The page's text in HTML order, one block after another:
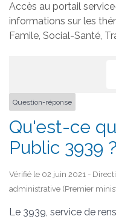
Accès au portail
informations sur les
Famile, Social-Santé,
Question-réponse
Qu'est-ce
Public 3939 ?
Vérifié le 02 juin 2021 -
administrative (Premier
Le 3939, service de